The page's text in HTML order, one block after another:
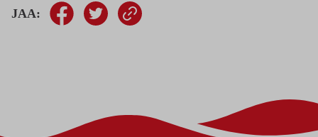
JAA: